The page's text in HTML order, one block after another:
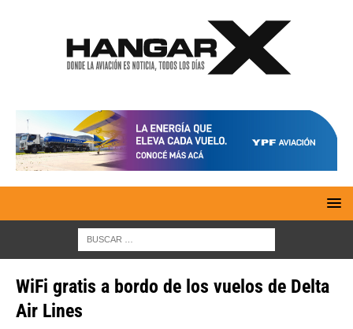
WiFi gratis a bordo de los vuelos de Delta
Air Lines